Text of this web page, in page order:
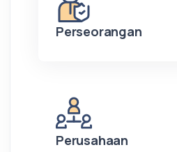
Perseorangan
Perusahaan